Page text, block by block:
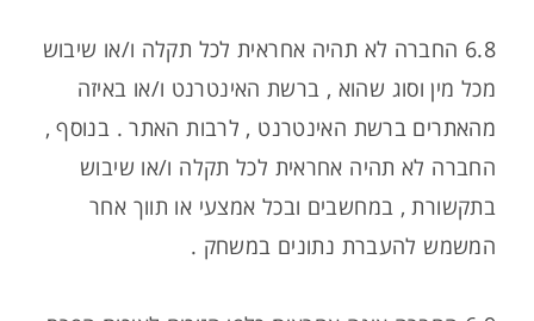
6.8 החברה לא תהיה אחראית לכל תקלה ו/או שיבוש
מכל מין וסוג שהוא , ברשת האינטרנט ו/או באיזה
מהאתרים ברשת האינטרנט , לרבות האתר . בנוסף ,
החברה לא תהיה אחראית לכל תקלה ו/או שיבוש
בתקשורת , במחשבים ובכל אמצעי או תווך אחר
המשמש להעברת נתונים במשחק .